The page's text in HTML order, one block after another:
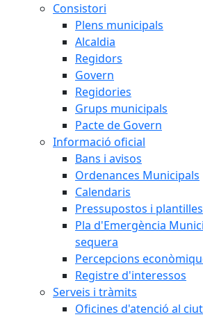
Consistori
Plens municipals
Alcaldia
Regidors
Govern
Regidories
Grups municipals
Pacte de Govern
Informació oficial
Bans i avisos
Ordenances Municipals
Calendaris
Pressupostos i plantilles
Pla d'Emergència
sequera
Percepcions
Registre d'interessos
Serveis i tràmits
Oficines d'atenció al